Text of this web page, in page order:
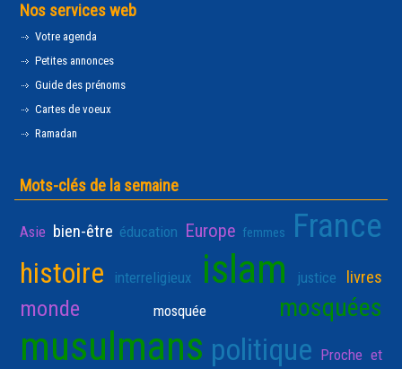
Nos services web
Votre agenda
Petites annonces
Guide des prénoms
Cartes de voeux
Ramadan
Mots-clés de la semaine
Asie bien-être éducation Europe femmes France
histoire interreligieux islam justice livres
monde mosquée mosquées
musulmans politique Proche et